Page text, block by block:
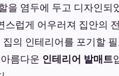
을 염두에 두고 디자인
스럽게 어우러져 집안의
의 인테리어를 포기할
름다운 인테리어 발매트